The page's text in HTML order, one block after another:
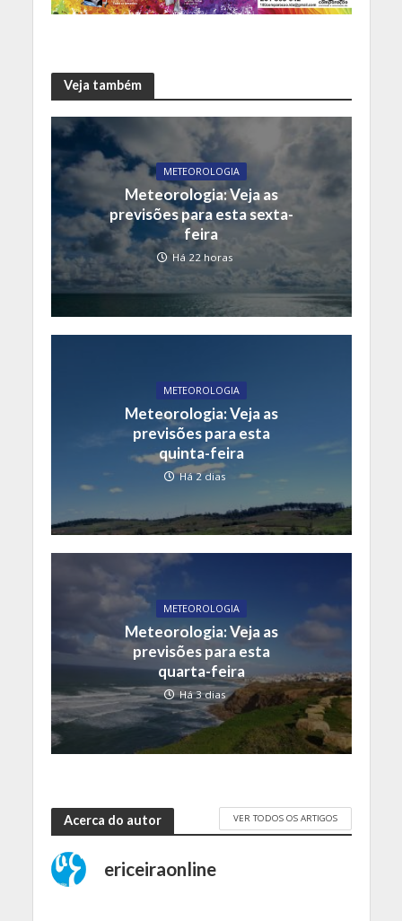
Veja também
METEOROLOGIA
Meteorologia: Veja as
previsões para esta sexta-
feira
Há 22 horas
METEOROLOGIA
Meteorologia: Veja as
previsões para esta
quinta-feira
Há 2 dias
METEOROLOGIA
Meteorologia: Veja as
previsões para esta
quarta-feira
Há 3 dias
Acerca do autor VER TODOS OS ARTIGOS
ericeiraonline